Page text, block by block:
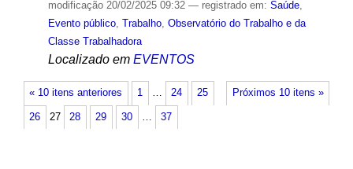
modificação20/02/2025 09:32 — registrado em: Saúde,
Evento público, Trabalho, Observatório do Trabalho e da
Classe Trabalhadora
Localizado em EVENTOS
« 10 itens anteriores Próximos 10 itens »
1 … 24 25
26 27 28 29 30 … 37